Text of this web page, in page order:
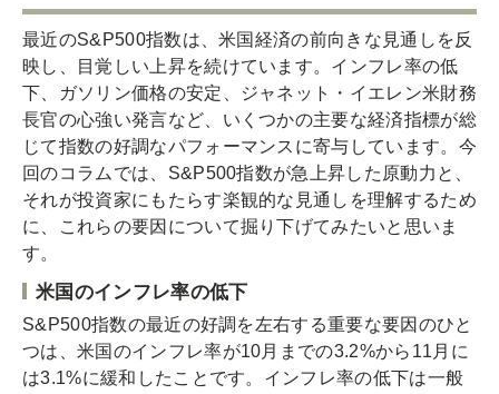
最近のS&P500指数は、米国経済の前向きな見通しを反
映し、目覚しい上昇を続けています。インフレ率の低
下、ガソリン価格の安定、ジャネット・イエレン米財務
長官の心強い発言など、いくつかの主要な経済指標が総
じて指数の好調なパフォーマンスに寄与しています。今
回のコラムでは、S&P500指数が急上昇した原動力と、
それが投資家にもたらす楽観的な見通しを理解するため
に、これらの要因について掘り下げてみたいと思いま
す。
米国のインフレ率の低下
S&P500指数の最近の好調を左右する重要な要因のひと
つは、米国のインフレ率が10月までの3.2%から11月に
は3.1%に緩和したことです。インフレ率の低下は一般